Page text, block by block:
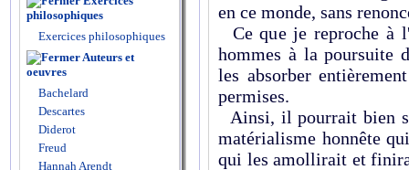
philosophiques
Exercices philosophiques
Auteurs et
oeuvres
Bachelard
Descartes
Diderot
Freud
Hannah Arendt
en ce monde, sans
Ce que je reproche à
hommes à la poursuite
les absorber
permises.
Ainsi, il pourrait bien
matérialisme honnête
qui les amollirait et